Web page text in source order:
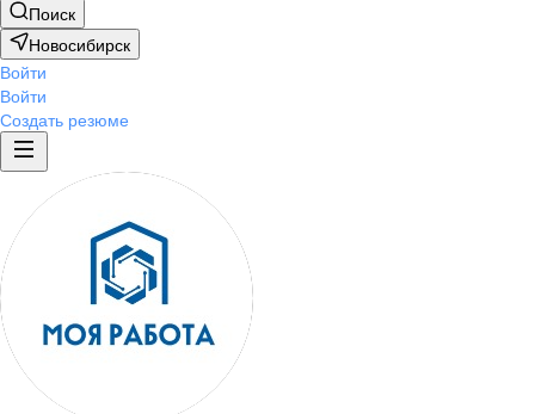
Поиск
Новосибирск
Войти
Войти
Создать резюме